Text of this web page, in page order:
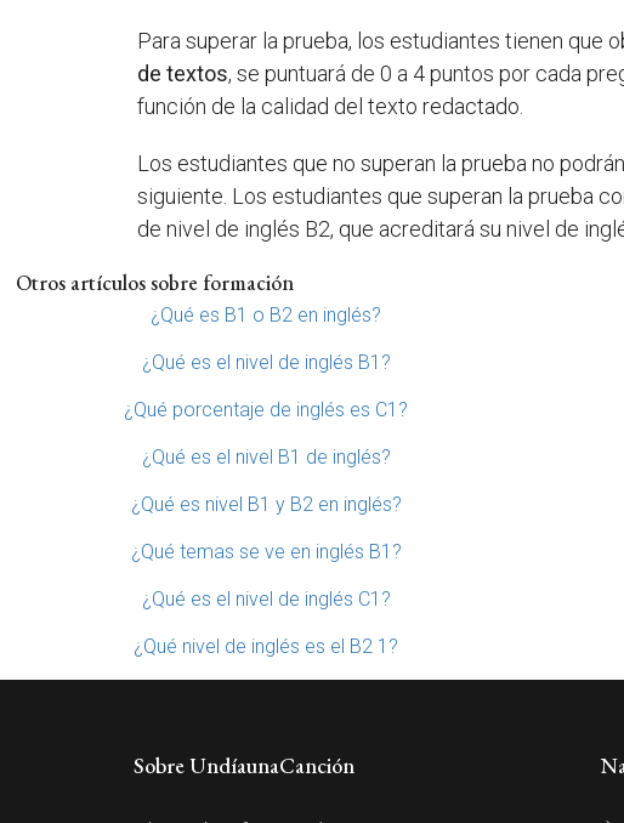
Para superar la prueba, los estudiantes tienen que
de textos, se puntuará de 0 a 4 puntos por cada
función de la calidad del texto redactado.
Los estudiantes que no superan la prueba no
siguiente. Los estudiantes que superan la prueba
de nivel de inglés B2, que acreditará su nivel de
Otros artículos sobre formación
¿Qué es B1 o B2 en inglés?
¿Qué es el nivel de inglés B1?
¿Qué porcentaje de inglés es C1?
¿Qué es el nivel B1 de inglés?
¿Qué es nivel B1 y B2 en inglés?
¿Qué temas se ve en inglés B1?
¿Qué es el nivel de inglés C1?
¿Qué nivel de inglés es el B2 1?
Sobre UndíaunaCanción